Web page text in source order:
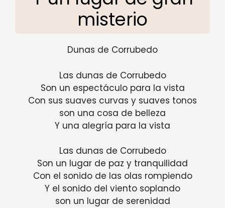
misterio
Dunas de Corrubedo
Las dunas de Corrubedo
Son un espectáculo para la vista
Con sus suaves curvas y suaves tonos
son una cosa de belleza
Y una alegría para la vista
Las dunas de Corrubedo
Son un lugar de paz y tranquilidad
Con el sonido de las olas rompiendo
Y el sonido del viento soplando
son un lugar de serenidad